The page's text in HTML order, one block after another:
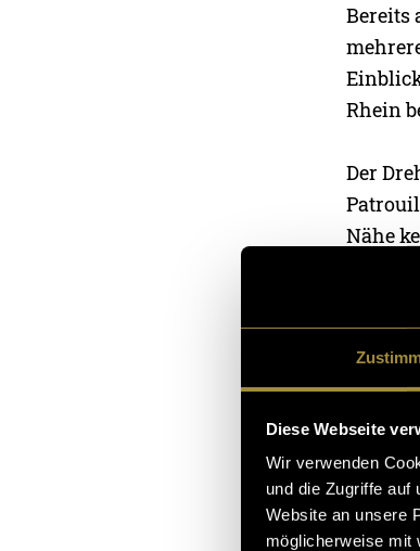
Diese Webseite
Wir verwenden
und die Zugriffe auf
Website an unsere
möglicherweise mit
Bereits
Rhein
Der
Nähe
Für
Die
Nach